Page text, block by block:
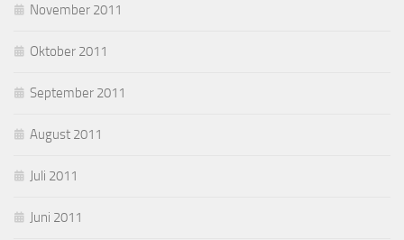
November 2011
Oktober 2011
September 2011
August 2011
Juli 2011
Juni 2011